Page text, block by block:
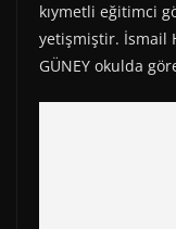
kıymetli eğitimci
yetişmiştir. İsmail
GÜNEY okulda